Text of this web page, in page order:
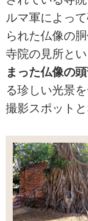
ルマ軍によっ
られた仏像の
寺院の見所とい
まった仏像の
る珍しい光景
撮影スポットと